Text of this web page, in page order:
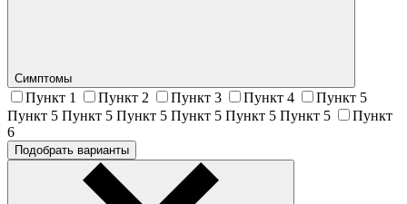
Симптомы
Пункт 1 Пункт 2 Пункт 3 Пункт 4
Пункт 5
Пункт 5 Пункт 5 Пункт 5 Пункт 5 Пункт 5 Пункт 5
Пункт
6
Подобрать варианты